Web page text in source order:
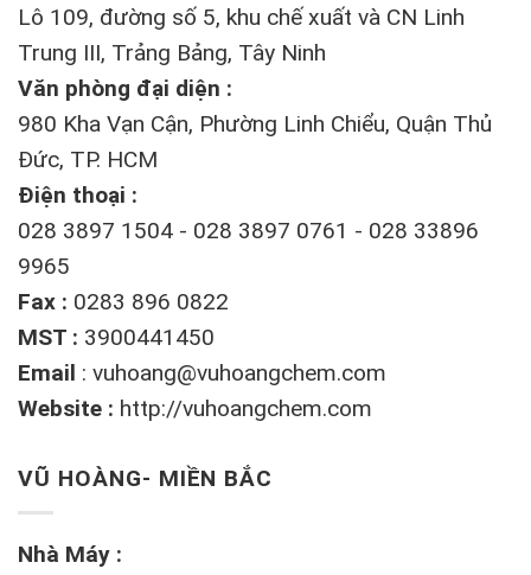
Lô 109, đường số 5, khu chế xuất và CN Linh
Trung III, Trảng Bảng, Tây Ninh
Văn phòng đại diện :
980 Kha Vạn Cận, Phường Linh Chiểu, Quận Thủ
Đức, TP. HCM
Điện thoại :
028 3897 1504 - 028 3897 0761 - 028 33896
9965
Fax : 0283 896 0822
MST : 3900441450
Email : vuhoang@vuhoangchem.com
Website : http://vuhoangchem.com
VŨ HOÀNG- MIỀN BẮC
Nhà Máy :